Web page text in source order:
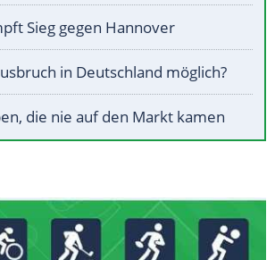
Sieg gegen Hannover
in Deutschland möglich?
die nie auf den Markt kamen